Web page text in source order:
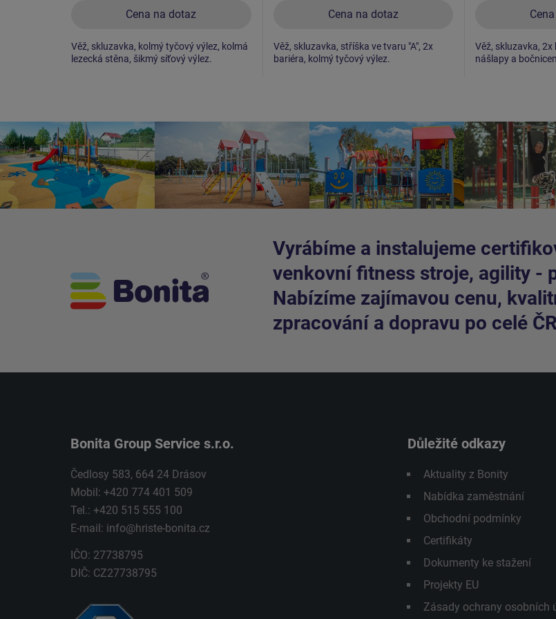
Cena na dotaz
Věž, skluzavka, kolmý tyčový výlez, kolmá
lezecká stěna, šikmý síťový výlez.
Cena na dotaz
Věž, skluzavka, stříška ve tvaru "A", 2x
bariéra, kolmý tyčový výlez.
Věž, skluzavka, 2x
nášlapy a
Vyrábíme a instalujeme
venkovní fitness stroje, agility -
Nabízíme zajímavou cenu,
zpracování a dopravu po celé
Bonita Group Service s.r.o.
Čedlosy 583, 664 24 Drásov
Mobil: +420 774 401 509
Tel.: +420 515 555 100
E-mail: info@hriste-bonita.cz
IČO: 27738795
DIČ: CZ27738795
Důležité odkazy
Aktuality z Bonity
Nabídka zaměstnání
Obchodní podmínky
Certifikáty
Dokumenty ke stažení
Projekty EU
Zásady ochrany osobních